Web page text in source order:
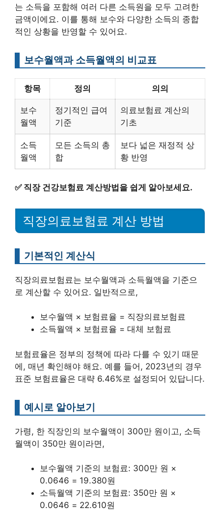
는 소득을 포함해 여러 다른 소득원을 모두 고려한
금액이에요. 이를 통해 보수와 다양한 소득의 종합
적인 상황을 반영할 수 있어요.
보수월액과 소득월액의 비교표
항목 정의 의의
보수
월액
정기적인 급여
기준
의료보험료 계산의
기초
소득
월액
모든 소득의 총
합
보다 넓은 재정적 상
황 반영
✅ 직장 건강보험료 계산방법을 쉽게 알아보세요.
직장의료보험료 계산 방법
기본적인 계산식
직장의료보험료는 보수월액과 소득월액을 기준으
로 계산할 수 있어요. 일반적으로,
보수월액 × 보험료율 = 직장의료보험료
소득월액 × 보험료율 = 대체 보험료
보험료율은 정부의 정책에 따라 다를 수 있기 때문
에, 매년 확인해야 해요. 예를 들어, 2023년의 경우
표준 보험료율은 대략 6.46%로 설정되어 있답니다.
예시로 알아보기
가령, 한 직장인의 보수월액이 300만 원이고, 소득
월액이 350만 원이라면,
보수월액 기준의 보험료: 300만 원 ×
0.0646 = 19.380원
소득월액 기준의 보험료: 350만 원 ×
0.0646 = 22.610원